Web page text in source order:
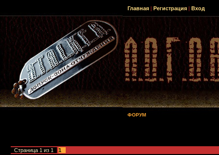
Главная | Регистрация | Вход
ФОРУМ
Страница 1 из 1
1